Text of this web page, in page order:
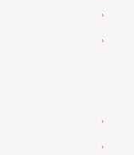
›
›
›
›